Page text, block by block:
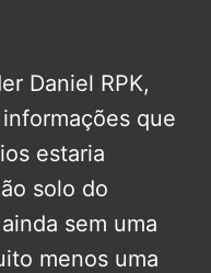
Daniel RPK,
que
estaria
solo do
sem uma
menos uma